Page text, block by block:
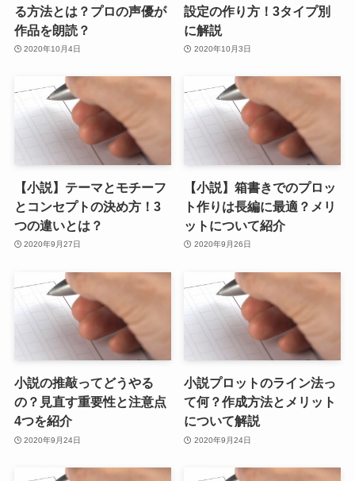
る方法とは？プロの声優が
作品を朗読？
2020年10月4日
設定の作り方！3タイプ別
に解説
2020年10月3日
【小説】テーマとモチーフ
とコンセプトの決め方！3
つの違いとは？
2020年9月27日
【小説】箱書きでのプロッ
ト作りは長編に最適？メリ
ットについて紹介
2020年9月26日
小説の推敲ってどうやる
の？見直す重要性と注意点
4つを紹介
2020年9月24日
小説プロットのライン法っ
て何？作成方法とメリット
について解説
2020年9月24日